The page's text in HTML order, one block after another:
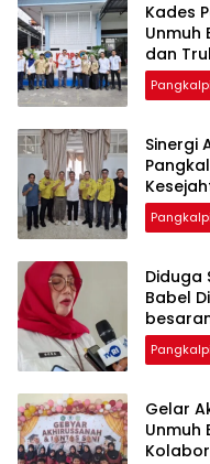
Kades
Unmuh
dan
‎Sinergi
‎Diduga
Babel
‎Gelar
Unmuh